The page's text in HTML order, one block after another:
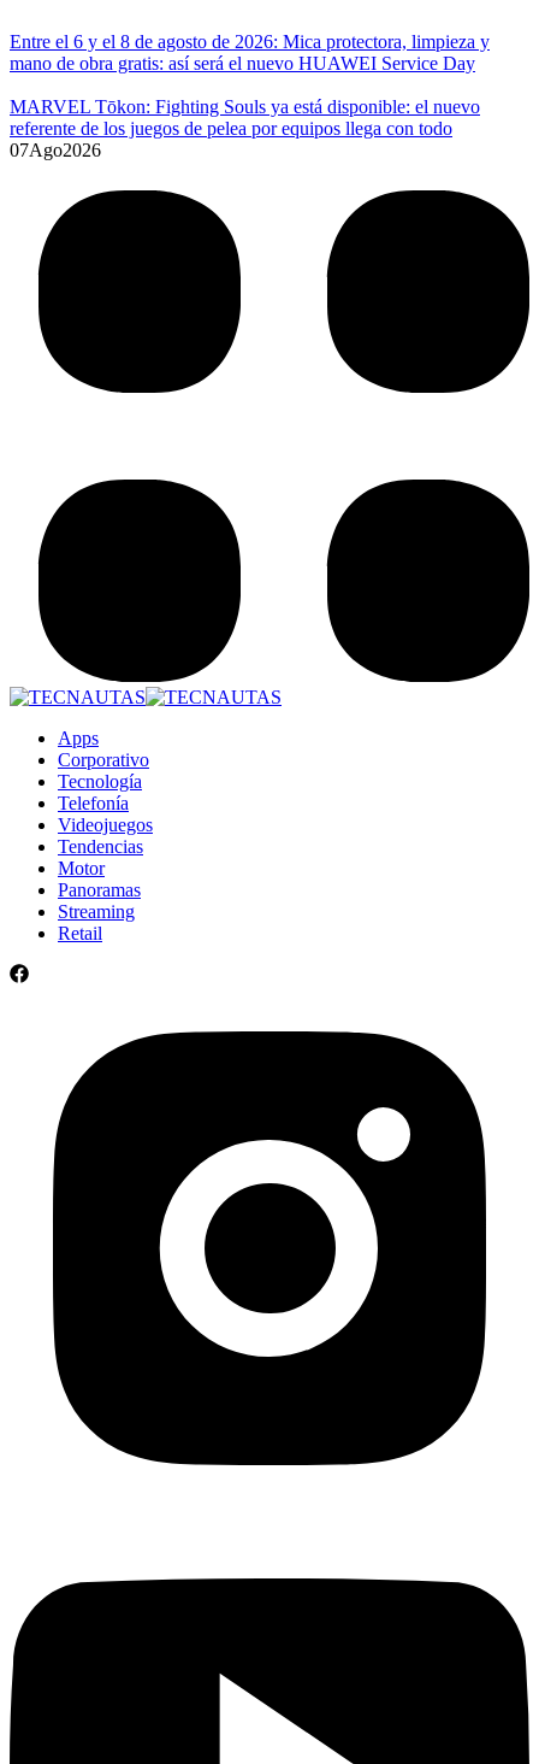
Entre el 6 y el 8 de agosto de 2026: Mica protectora, limpieza y
mano de obra gratis: así será el nuevo HUAWEI Service Day
MARVEL Tōkon: Fighting Souls ya está disponible: el nuevo
referente de los juegos de pelea por equipos llega con todo
07Ago2026
Apps
Corporativo
Tecnología
Telefonía
Videojuegos
Tendencias
Motor
Panoramas
Streaming
Retail